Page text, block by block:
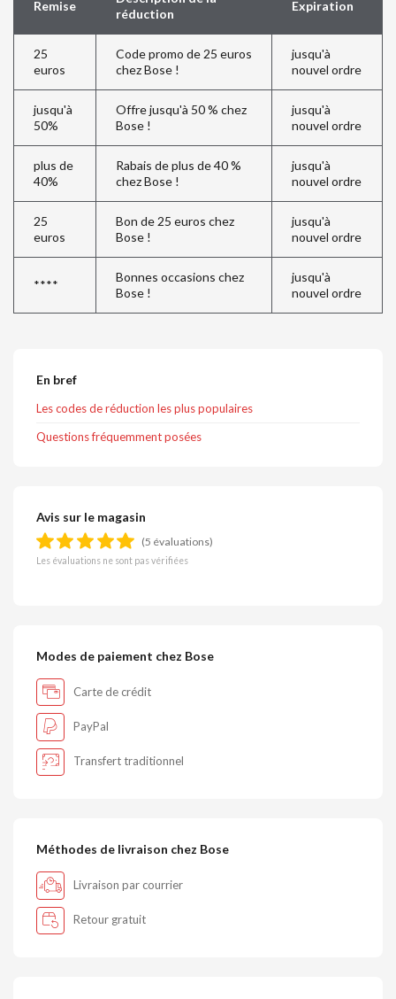
Remise
réduction
Expiration
25
euros
Code promo de 25 euros
chez Bose !
jusqu'à
nouvel ordre
jusqu'à
50%
Offre jusqu'à 50 % chez
Bose !
jusqu'à
nouvel ordre
plus de
40%
Rabais de plus de 40 %
chez Bose !
jusqu'à
nouvel ordre
25
euros
Bon de 25 euros chez
Bose !
jusqu'à
nouvel ordre
****
Bonnes occasions chez
Bose !
jusqu'à
nouvel ordre
En bref
Les codes de réduction les plus populaires
Questions fréquemment posées
Avis sur le magasin
(5 évaluations)
Les évaluations ne sont pas vérifiées
Modes de paiement chez Bose
Carte de crédit
PayPal
Transfert traditionnel
Méthodes de livraison chez Bose
Livraison par courrier
Retour gratuit